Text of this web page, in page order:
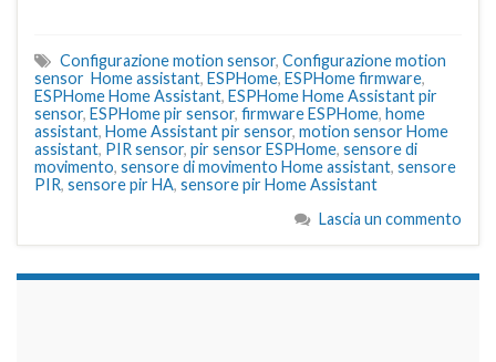
Configurazione motion sensor, Configurazione motion
sensor Home assistant, ESPHome, ESPHome firmware,
ESPHome Home Assistant, ESPHome Home Assistant pir
sensor, ESPHome pir sensor, firmware ESPHome, home
assistant, Home Assistant pir sensor, motion sensor Home
assistant, PIR sensor, pir sensor ESPHome, sensore di
movimento, sensore di movimento Home assistant, sensore
PIR, sensore pir HA, sensore pir Home Assistant
Lascia un commento